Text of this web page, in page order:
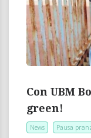
Con UBM
green!
News Pausa